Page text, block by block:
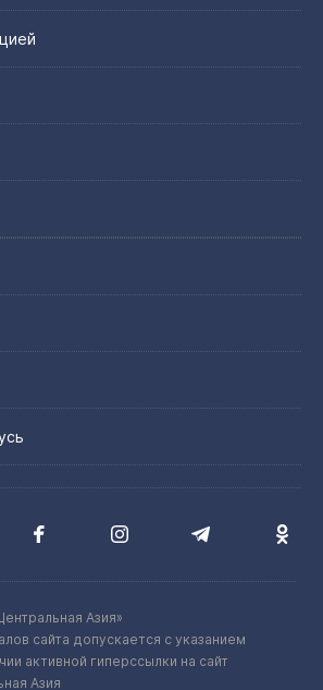
Азия»
сайта допускается с указанием
активной гиперссылки на сайт
Азия